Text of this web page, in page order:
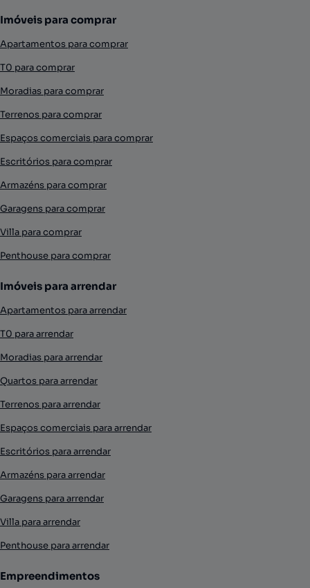
Imóveis para comprar
Apartamentos para comprar
T0 para comprar
Moradias para comprar
Terrenos para comprar
Espaços comerciais para comprar
Escritórios para comprar
Armazéns para comprar
Garagens para comprar
Villa para comprar
Penthouse para comprar
Imóveis para arrendar
Apartamentos para arrendar
T0 para arrendar
Moradias para arrendar
Quartos para arrendar
Terrenos para arrendar
Espaços comerciais para arrendar
Escritórios para arrendar
Armazéns para arrendar
Garagens para arrendar
Villa para arrendar
Penthouse para arrendar
Empreendimentos